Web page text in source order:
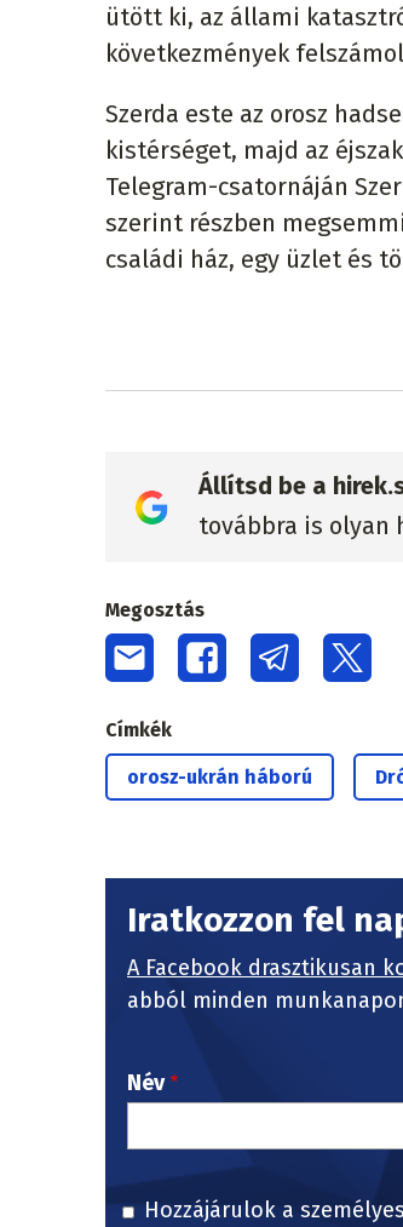
ütött ki, az állami
következmények
Szerda este az orosz
kistérséget, majd az
Telegram-csatornáján
szerint részben
családi ház, egy üzlet és
Állítsd be a
továbbra is olyan
Megosztás
Címkék
orosz-ukrán háború
Iratkozzon fel
A Facebook drasztikusan
abból minden
Név
Hozzájárulok a személyes